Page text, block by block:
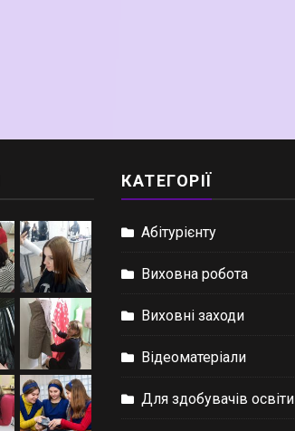
КАТЕГОРІЇ
Абітурієнту
Виховна робота
Виховні заходи
Відеоматеріали
Для здобувачів освіти